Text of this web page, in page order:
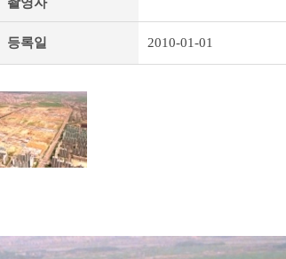
등록일 2010-01-01